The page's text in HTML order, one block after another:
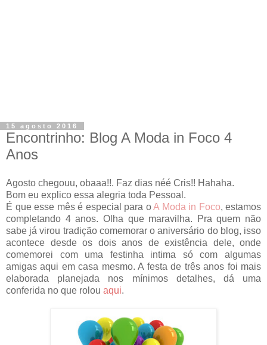
15 agosto 2016
Encontrinho: Blog A Moda in Foco 4
Anos
Agosto chegouu, obaaa!!. Faz dias néé Cris!! Hahaha.
Bom eu explico essa alegria toda Pessoal.
É que esse mês é especial para oA Moda in Foco, estamos
completando 4 anos. Olha que maravilha. Pra quem não
sabe já virou tradição comemorar o aniversário do blog, isso
acontece desde os dois anos de existência dele, onde
comemorei com uma festinha intima só com algumas
amigas aqui em casa mesmo. A festa de três anos foi mais
elaborada planejada nos mínimos detalhes, dá uma
conferida no que rolou aqui.